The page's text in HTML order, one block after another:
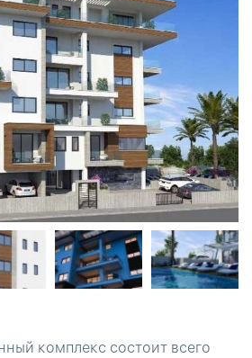
комплекс состоит всего